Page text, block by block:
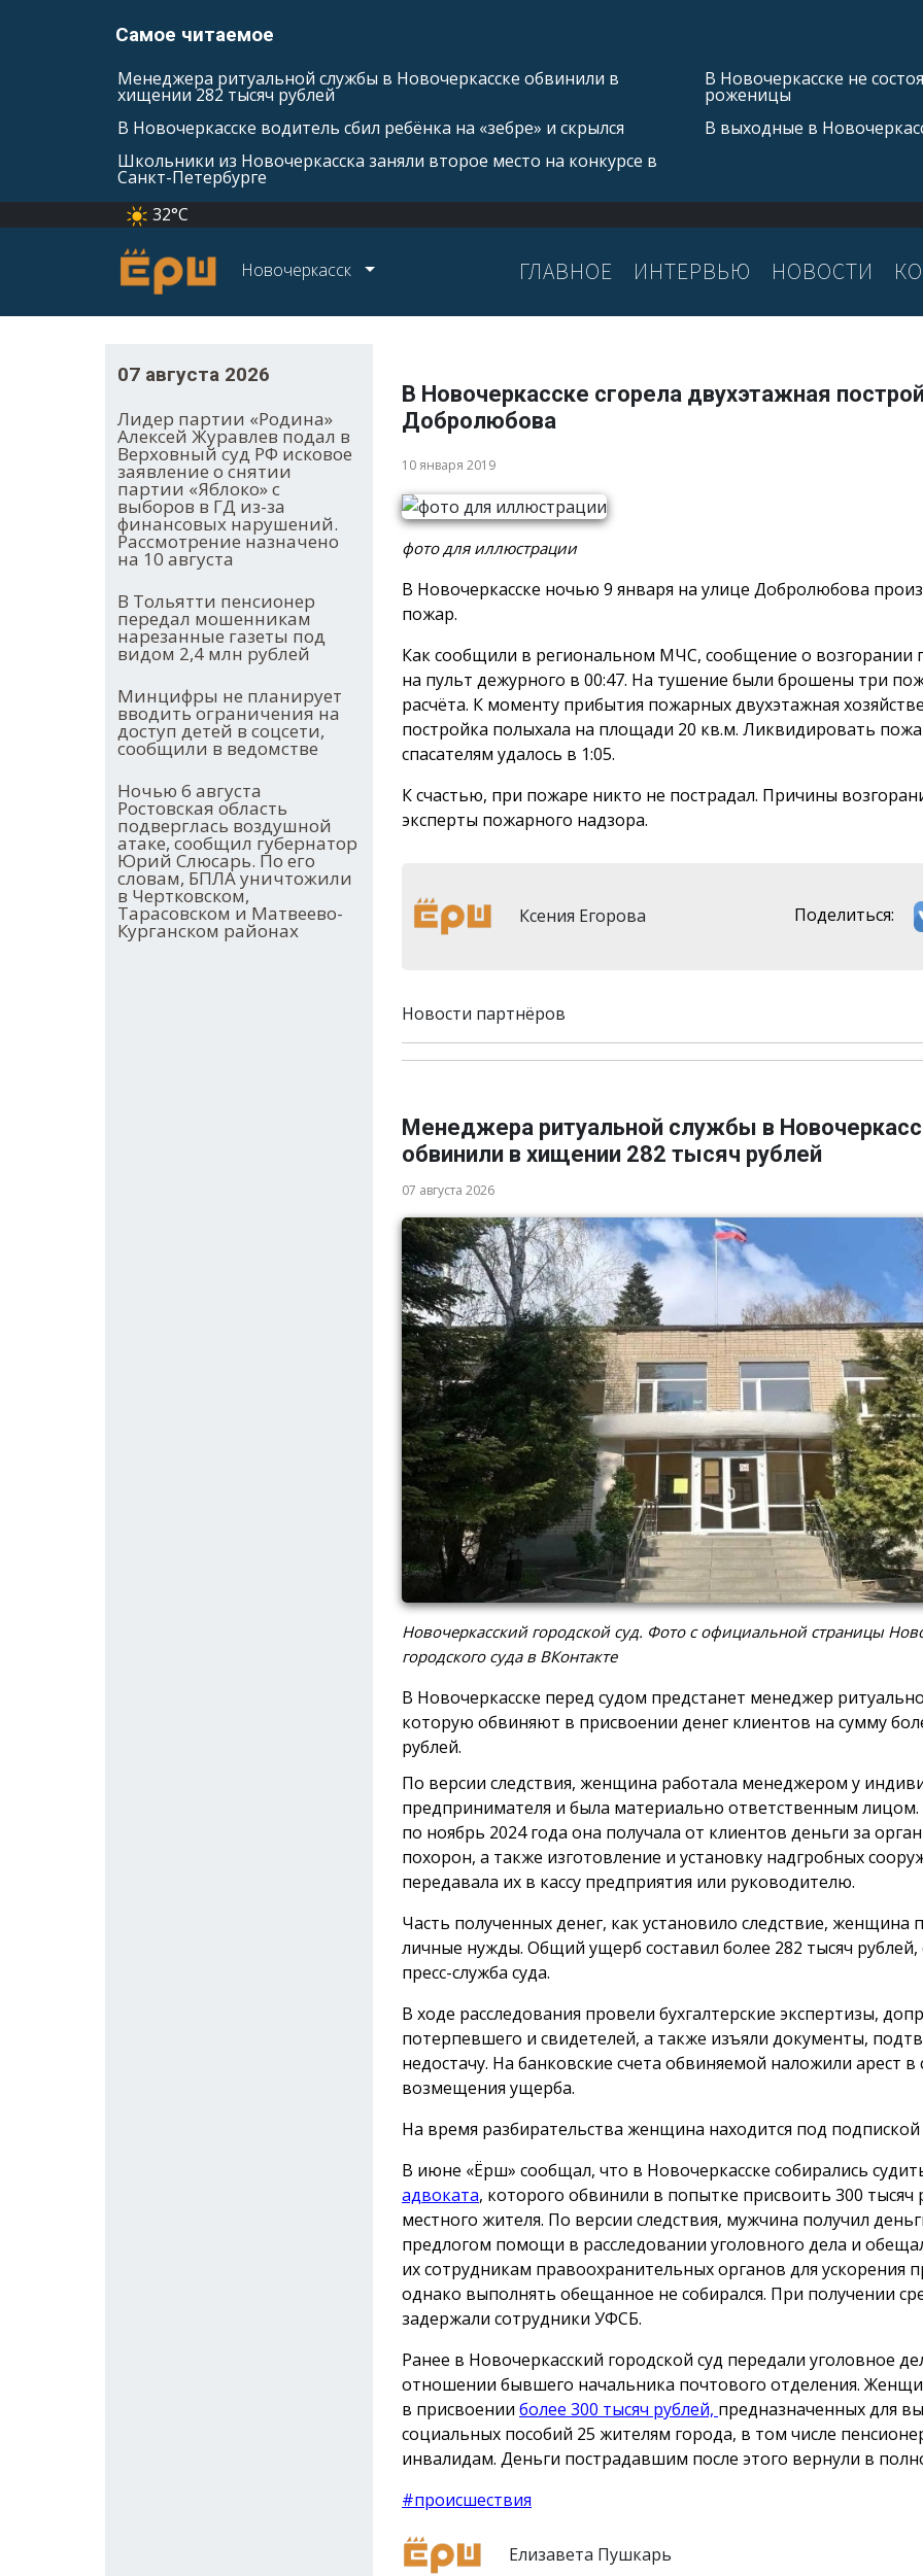
Самое читаемое
Менеджера ритуальной службы в Новочеркасске обвинили в
хищении 282 тысяч рублей
В Новочеркасске водитель сбил ребёнка на «зебре» и скрылся
Школьники из Новочеркасска заняли второе место на конкурсе в
Санкт-Петербурге
В Новочеркасске не
роженицы
В выходные в
32°C
Новочеркасск ГЛАВНОЕ ИНТЕРВЬЮ НОВОСТИ
07 августа 2026
Лидер партии «Родина»
Алексей Журавлев подал в
Верховный суд РФ исковое
заявление о снятии
партии «Яблоко» с
выборов в ГД из-за
финансовых нарушений.
Рассмотрение назначено
на 10 августа
В Тольятти пенсионер
передал мошенникам
нарезанные газеты под
видом 2,4 млн рублей
Минцифры не планирует
вводить ограничения на
доступ детей в соцсети,
сообщили в ведомстве
Ночью 6 августа
Ростовская область
подверглась воздушной
атаке, сообщил губернатор
Юрий Слюсарь. По его
словам, БПЛА уничтожили
в Чертковском,
Тарасовском и Матвеево-
Курганском районах
В Новочеркасске сгорела двухэтажная
Добролюбова
10 января 2019
фото для иллюстрации
В Новочеркасске ночью 9 января на улице Добролюбова
пожар.
Как сообщили в региональном МЧС, сообщение о возгорании
на пульт дежурного в 00:47. На тушение были брошены три
расчёта. К моменту прибытия пожарных двухэтажная
постройка полыхала на площади 20 кв.м. Ликвидировать
спасателям удалось в 1:05.
К счастью, при пожаре никто не пострадал. Причины
эксперты пожарного надзора.
Ксения Егорова Поделиться:
Новости партнёров
Менеджера ритуальной службы в
обвинили в хищении 282 тысяч рублей
07 августа 2026
Новочеркасский городской суд. Фото с официальной страницы
городского суда в ВКонтакте
В Новочеркасске перед судом предстанет менеджер
которую обвиняют в присвоении денег клиентов на сумму
рублей.
По версии следствия, женщина работала менеджером у
предпринимателя и была материально ответственным лицом.
по ноябрь 2024 года она получала от клиентов деньги за
похорон, а также изготовление и установку надгробных
передавала их в кассу предприятия или руководителю.
Часть полученных денег, как установило следствие, женщина
личные нужды. Общий ущерб составил более 282 тысяч
пресс-служба суда.
В ходе расследования провели бухгалтерские экспертизы,
потерпевшего и свидетелей, а также изъяли документы,
недостачу. На банковские счета обвиняемой наложили арест в
возмещения ущерба.
На время разбирательства женщина находится под
В июне «Ёрш» сообщал, что в Новочеркасске собирались
адвоката, которого обвинили в попытке присвоить 300 тысяч
местного жителя. По версии следствия, мужчина получил
предлогом помощи в расследовании уголовного дела и
их сотрудникам правоохранительных органов для ускорения
однако выполнять обещанное не собирался. При получении
задержали сотрудники УФСБ.
Ранее в Новочеркасский городской суд передали уголовное
отношении бывшего начальника почтового отделения.
в присвоении более 300 тысяч рублей, предназначенных для
социальных пособий 25 жителям города, в том числе
инвалидам. Деньги пострадавшим после этого вернули в
#происшествия
Елизавета Пушкарь